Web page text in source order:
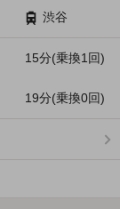
渋谷
15分(乗換1回)
19分(乗換0回)